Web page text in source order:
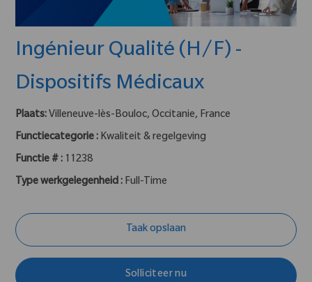
Ingénieur Qualité (H/F) -
Dispositifs Médicaux
Plaats: Villeneuve-lès-Bouloc, Occitanie, France
Functiecategorie : Kwaliteit & regelgeving
Functie # : 11238
Type werkgelegenheid : Full-Time
Taak opslaan
Solliciteer nu